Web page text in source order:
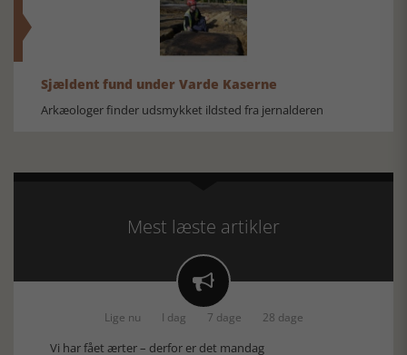
Sjældent fund under Varde Kaserne
Arkæologer finder udsmykket ildsted fra jernalderen
Mest læste artikler

Lige nu I dag 7 dage 28 dage
Vi har fået ærter – derfor er det mandag